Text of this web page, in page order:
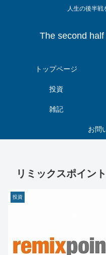
人生の後半戦
The second half
トップページ
投資
雑記
お問
リミックスポイント
投資